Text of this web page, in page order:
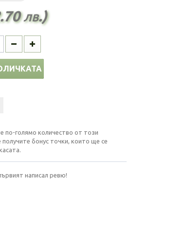
лв.)
по-голямо количество от този
бонус точки, които ще се
написал ревю!